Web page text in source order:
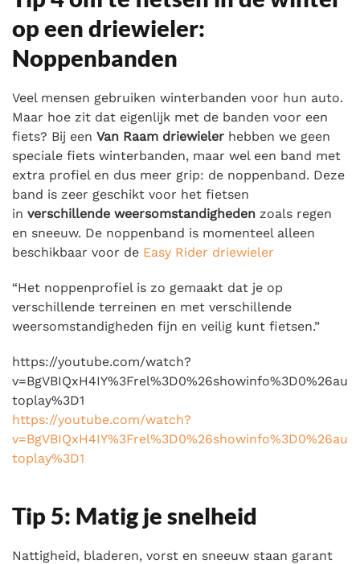
op een driewieler:
Noppenbanden
Veel mensen gebruiken winterbanden voor hun auto.
Maar hoe zit dat eigenlijk met de banden voor een
fiets? Bij een Van Raam driewieler hebben we geen
speciale fiets winterbanden, maar wel een band met
extra profiel en dus meer grip: de noppenband. Deze
band is zeer geschikt voor het fietsen
in verschillende weersomstandigheden zoals regen
en sneeuw. De noppenband is momenteel alleen
beschikbaar voor de Easy Rider driewieler
“Het noppenprofiel is zo gemaakt dat je op
verschillende terreinen en met verschillende
weersomstandigheden fijn en veilig kunt fietsen.”
https://youtube.com/watch?
v=BgVBIQxH4IY%3Frel%3D0%26showinfo%3D0%26au
toplay%3D1
https://youtube.com/watch?
v=BgVBIQxH4IY%3Frel%3D0%26showinfo%3D0%26au
toplay%3D1
Tip 5: Matig je snelheid
Nattigheid, bladeren, vorst en sneeuw staan garant